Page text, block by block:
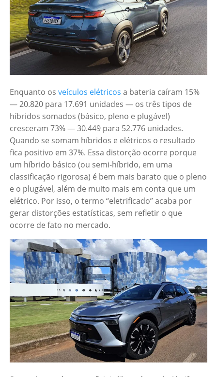
Enquanto os veículos elétricos a bateria caíram 15%
— 20.820 para 17.691 unidades — os três tipos de
híbridos somados (básico, pleno e plugável)
cresceram 73% — 30.449 para 52.776 unidades.
Quando se somam híbridos e elétricos o resultado
fica positivo em 37%. Essa distorção ocorre porque
um híbrido básico (ou semi-híbrido, em uma
classificação rigorosa) é bem mais barato que o pleno
e o plugável, além de muito mais em conta que um
elétrico. Por isso, o termo “eletrificado” acaba por
gerar distorções estatísticas, sem refletir o que
ocorre de fato no mercado.